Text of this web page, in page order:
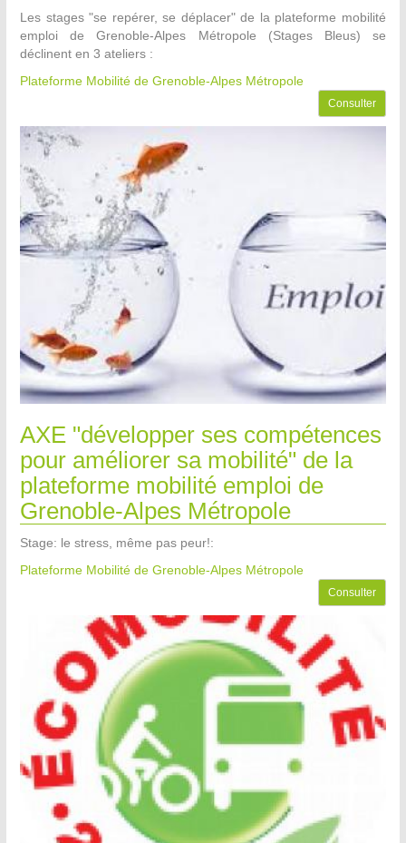
Les stages "se repérer, se déplacer" de la plateforme mobilité
emploi de Grenoble-Alpes Métropole (Stages Bleus) se
déclinent en 3 ateliers :
Plateforme Mobilité de Grenoble-Alpes Métropole
Consulter
AXE "développer ses compétences
pour améliorer sa mobilité" de la
plateforme mobilité emploi de
Grenoble-Alpes Métropole
Stage: le stress, même pas peur!:
Plateforme Mobilité de Grenoble-Alpes Métropole
Consulter